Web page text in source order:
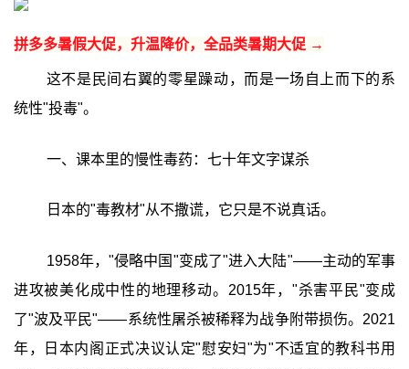
拼多多暑假大促，升温降价，全品类暑期大促 →
这不是民间右翼的零星躁动，而是一场自上而下的系
统性"投毒"。
一、课本里的慢性毒药：七十年文字谋杀
日本的"毒教材"从不撒谎，它只是不说真话。
1958年，"侵略中国"变成了"进入大陆"——主动的军事
进攻被美化成中性的地理移动。2015年，"杀害平民"变成
了"波及平民"——系统性屠杀被稀释为战争附带损伤。2021
年，日本内阁正式决议认定"慰安妇"为"不适宜的教科书用